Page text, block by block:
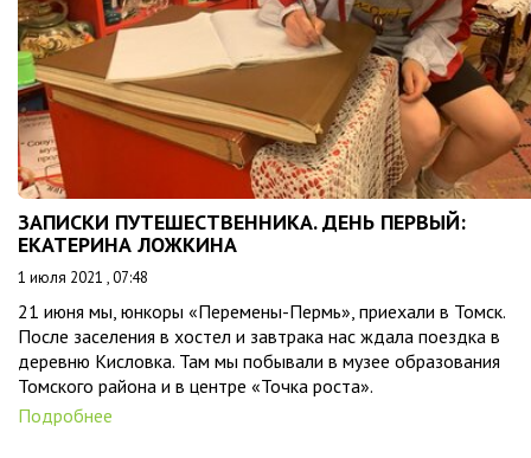
ЗАПИСКИ ПУТЕШЕСТВЕННИКА. ДЕНЬ ПЕРВЫЙ:
ЕКАТЕРИНА ЛОЖКИНА
1 июля 2021 , 07:48
21 июня мы, юнкоры «Перемены-Пермь», приехали в Томск.
После заселения в хостел и завтрака нас ждала поездка в
деревню Кисловка. Там мы побывали в музее образования
Томского района и в центре «Точка роста».
Подробнее